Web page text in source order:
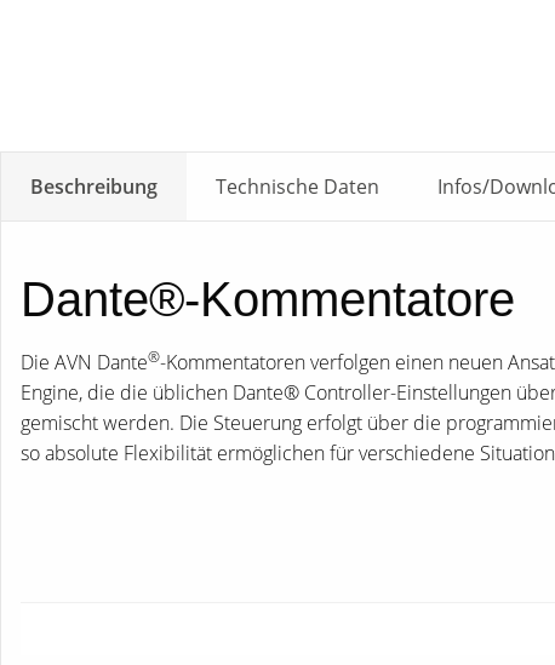
Beschreibung Technische Daten Infos/
Dante®-Kommentatore
Die AVN Dante®-Kommentatoren verfolgen einen neuen
Engine, die die üblichen Dante® Controller-Einstellungen
gemischt werden. Die Steuerung erfolgt über die
so absolute Flexibilität ermöglichen für verschiedene